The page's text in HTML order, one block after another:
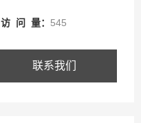
访 问 量： 545
联系我们